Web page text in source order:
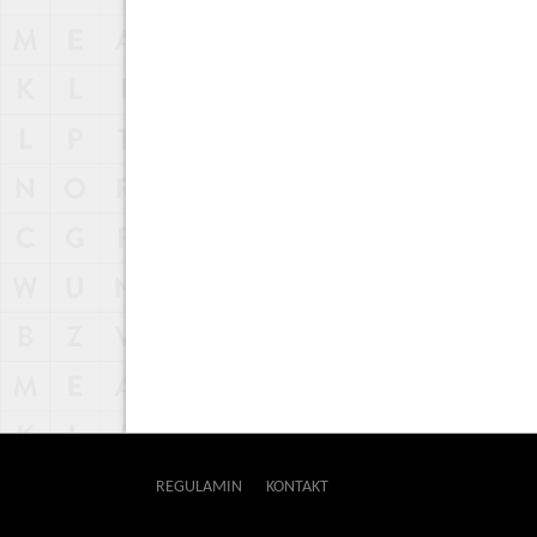
REGULAMIN KONTAKT